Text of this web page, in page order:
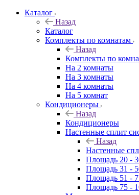
Каталог
Назад
Каталог
Комплекты по комнатам
Назад
Комплекты по
На 2 комнаты
На 3 комнаты
На 4 комнаты
На 5 комнат
Кондиционеры
Назад
Кондиционеры
Настенные сплит
Назад
Настенные
Площадь 20 -
Площадь 31 -
Площадь 51 -
Площадь 75 -